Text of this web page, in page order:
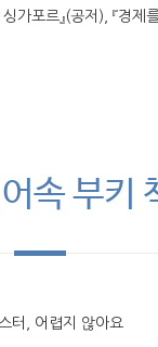
가포르』(공저), 『경
속 부키
터, 어렵지 않아요